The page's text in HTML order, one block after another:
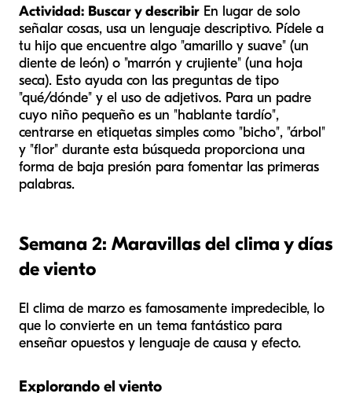
Actividad: Buscar y describir En lugar de solo
señalar cosas, usa un lenguaje descriptivo. Pídele a
tu hijo que encuentre algo "amarillo y suave" (un
diente de león) o "marrón y crujiente" (una hoja
seca). Esto ayuda con las preguntas de tipo
"qué/dónde" y el uso de adjetivos. Para un padre
cuyo niño pequeño es un "hablante tardío",
centrarse en etiquetas simples como "bicho", "árbol"
y "flor" durante esta búsqueda proporciona una
forma de baja presión para fomentar las primeras
palabras.
Semana 2: Maravillas del clima y días
de viento
El clima de marzo es famosamente impredecible, lo
que lo convierte en un tema fantástico para
enseñar opuestos y lenguaje de causa y efecto.
Explorando el viento